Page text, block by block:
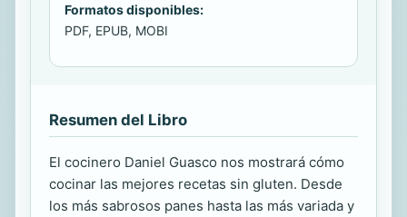
Formatos disponibles:
PDF, EPUB, MOBI
Resumen del Libro
El cocinero Daniel Guasco nos mostrará cómo
cocinar las mejores recetas sin gluten. Desde
los más sabrosos panes hasta las más variada y